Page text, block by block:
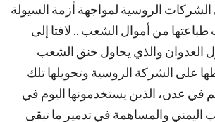
الشركات الروسية لمواجهة أزمة السيولة
من أموال الشعب .. لافتا إلى
العدوان والذي يحاول خنق الشعب
على الشركة الروسية وتحويلها تلك
في عدن، الذين يستخدمونها اليوم في
والمساهمة في تدمير ما تبقى